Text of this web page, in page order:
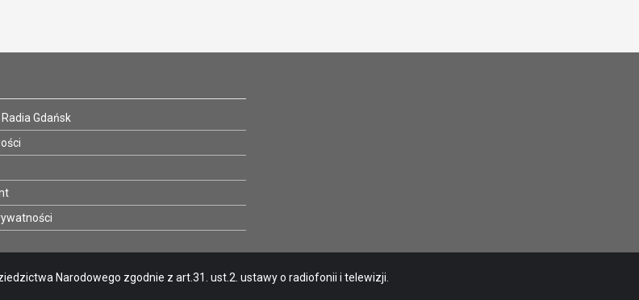
Gdańsk
Narodowego zgodnie z art.31. ust.2. ustawy o radiofonii i telewizji.